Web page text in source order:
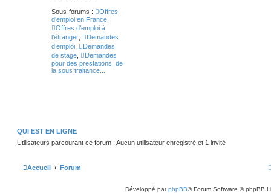
Sous-forums :
Offres
d’emploi en France
Offres d’emploi à
l’étranger
Demandes
d’emploi
Demandes
de stage
Demandes
pour des prestations, de
la sous traitance...
QUI EST EN LIGNE
Utilisateurs parcourant ce forum : Aucun utilisateur enregistré et 1 invité
Accueil Forum
Développé parphpBB® Forum Software © phpBB